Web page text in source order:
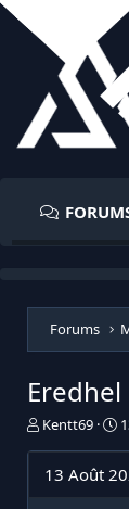
Forums
IKentt69
D
e
13 Août